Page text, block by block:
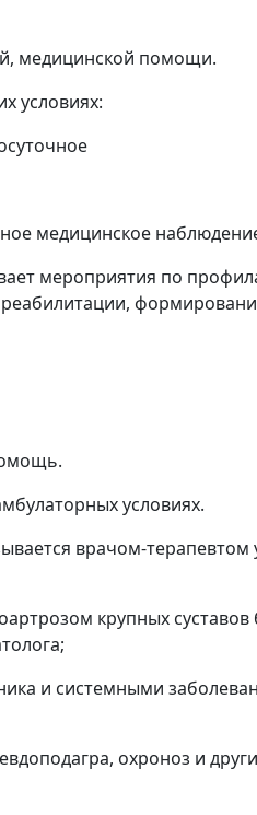
медицинской помощи.
условиях:
медицинское
мероприятия по
условиях.
врачом-
крупных
и системными
охроноз и